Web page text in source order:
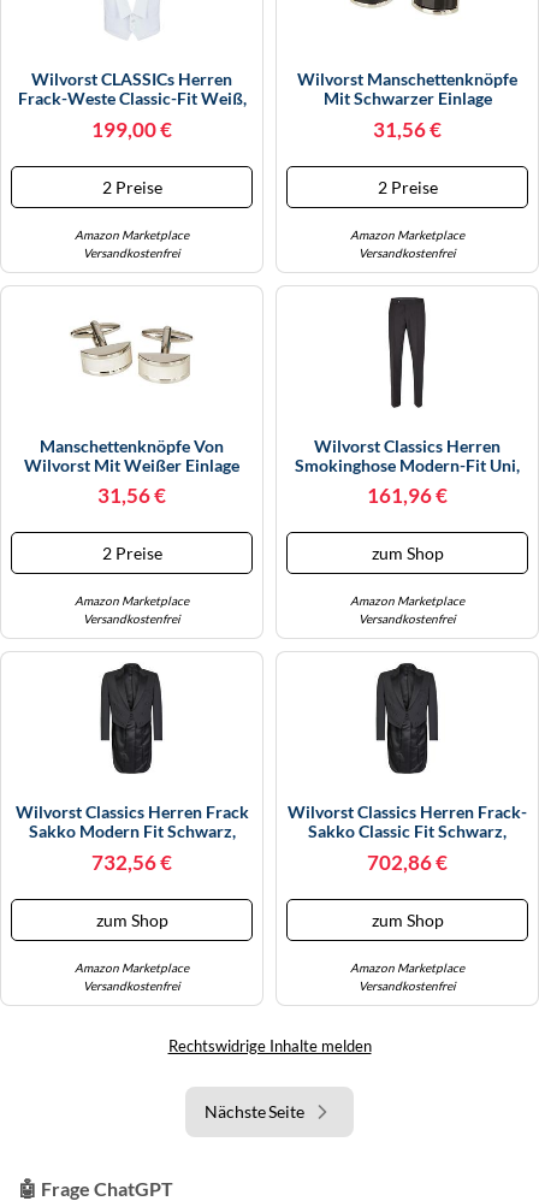
Wilvorst CLASSICs Herren
Frack-Weste Classic-Fit Weiß,
199,00 €
2 Preise
Amazon Marketplace
Versandkostenfrei
Wilvorst Manschettenknöpfe
Mit Schwarzer Einlage
31,56 €
2 Preise
Amazon Marketplace
Versandkostenfrei
Manschettenknöpfe Von
Wilvorst Mit Weißer Einlage
31,56 €
2 Preise
Amazon Marketplace
Versandkostenfrei
Wilvorst Classics Herren
Smokinghose Modern-Fit Uni,
Bekleidungsgröße: 26, Farbe:
Schwarz
161,96 €
zum Shop
Amazon Marketplace
Versandkostenfrei
Wilvorst Classics Herren Frack
Sakko Modern Fit Schwarz,
732,56 €
zum Shop
Amazon Marketplace
Versandkostenfrei
Wilvorst Classics Herren Frack-
Sakko Classic Fit Schwarz,
702,86 €
zum Shop
Amazon Marketplace
Versandkostenfrei
Rechtswidrige Inhalte melden
Nächste Seite
🤖 Frage ChatGPT